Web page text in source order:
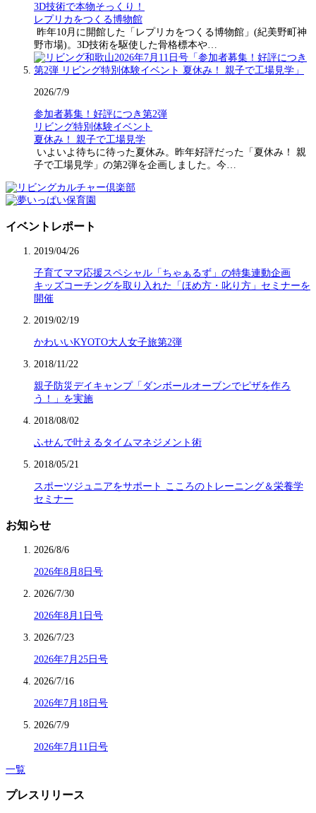
3D技術で本物そっくり！
レプリカをつくる博物館
昨年10月に開館した「レプリカをつくる博物館」(紀美野町神
野市場)。3D技術を駆使した骨格標本や…
2026/7/9
参加者募集！好評につき第2弾
リビング特別体験イベント
夏休み！ 親子で工場見学
いよいよ待ちに待った夏休み。昨年好評だった「夏休み！ 親
子で工場見学」の第2弾を企画しました。今…
イベントレポート
2019/04/26
子育てママ応援スペシャル「ちゃぁるず」の特集連動企画
キッズコーチングを取り入れた「ほめ方・叱り方」セミナーを
開催
2019/02/19
かわいいKYOTO大人女子旅第2弾
2018/11/22
親子防災デイキャンプ「ダンボールオーブンでピザを作ろ
う！」を実施
2018/08/02
ふせんで叶えるタイムマネジメント術
2018/05/21
スポーツジュニアをサポート こころのトレーニング＆栄養学
セミナー
お知らせ
2026/8/6
2026年8月8日号
2026/7/30
2026年8月1日号
2026/7/23
2026年7月25日号
2026/7/16
2026年7月18日号
2026/7/9
2026年7月11日号
一覧
プレスリリース